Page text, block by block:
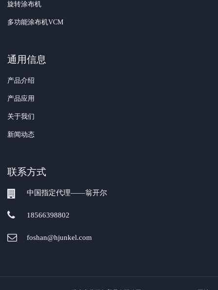
旋转涂布机
多功能涂布机VCM
通用信息
产品介绍
产品应用
关于我们
新闻动态
联系方式
中国指定代理——翁开尔
18566398802
foshan@hjunkel.com